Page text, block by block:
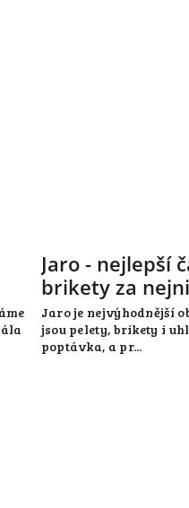
Jaro - nejlepší
brikety za
Jaro je nejvýhodnější
jsou pelety, brikety i
poptávka, a pr...